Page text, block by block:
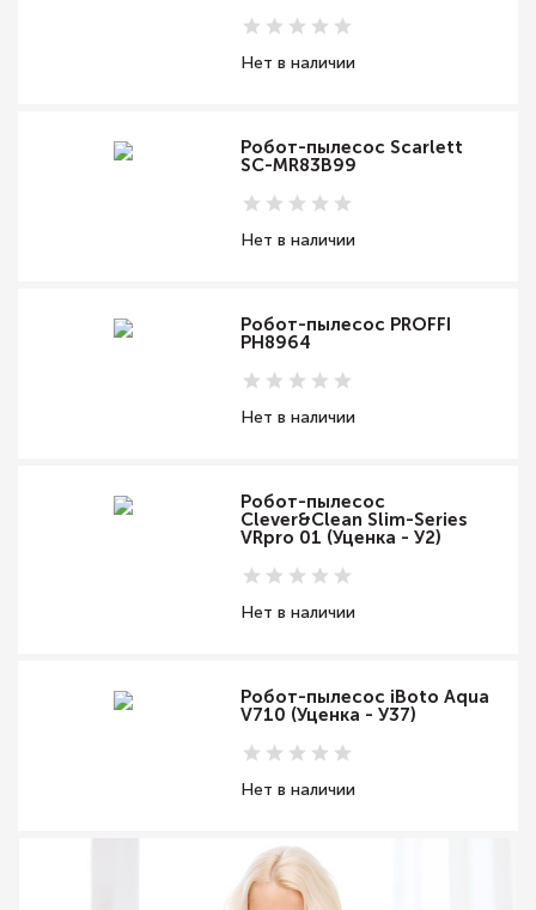
Нет в наличии
Робот-пылесос Scarlett
SC-MR83B99
Нет в наличии
Робот-пылесос PROFFI
PH8964
Нет в наличии
Робот-пылесос
Clever&Clean Slim-Series
VRpro 01 (Уценка - У2)
Нет в наличии
Робот-пылесос iBoto Aqua
V710 (Уценка - У37)
Нет в наличии